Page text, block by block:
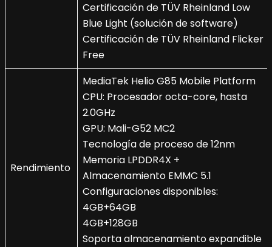
Certificación de TÜV Rheinland Low
Blue Light (solución de software)
Certificación de TÜV Rheinland Flicker
Free
Rendimiento
MediaTek Helio G85 Mobile Platform
CPU: Procesador octa-core, hasta
2.0GHz
GPU: Mali-G52 MC2
Tecnología de proceso de 12nm
Memoria LPDDR4X +
Almacenamiento EMMC 5.1
Configuraciones disponibles:
4GB+64GB
4GB+128GB
Soporta almacenamiento expandible